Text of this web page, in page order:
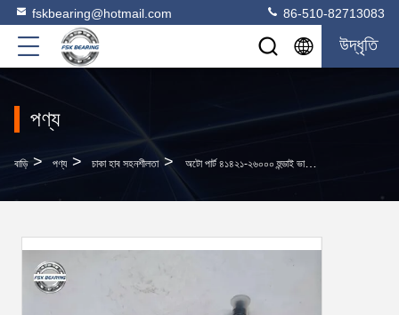
fskbearing@hotmail.com 86-510-82713083
উদ্ধৃতি
পণ্য
বাড়ি > পণ্য > চাকা হাব সহনশীলতা > অটো পার্ট ৪১৪২১-২৬০০০ হুন্ডাই ভার্না ২০১৬ এর জন্য ক্ল্যাচ রিলিজ লেয়ার